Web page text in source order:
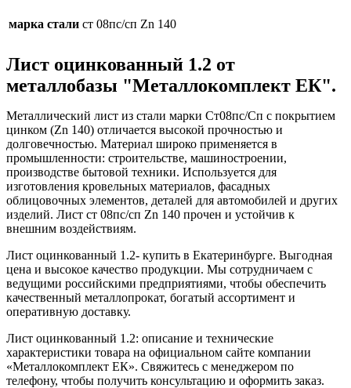
марка стали ст 08пс/сп Zn 140
Лист оцинкованный 1.2 от
металлобазы "Металлокомплект ЕК".
Металлический лист из стали марки Ст08пс/Сп с покрытием
цинком (Zn 140) отличается высокой прочностью и
долговечностью. Материал широко применяется в
промышленности: строительстве, машиностроении,
производстве бытовой техники. Используется для
изготовления кровельных материалов, фасадных
облицовочных элементов, деталей для автомобилей и других
изделий. Лист ст 08пс/сп Zn 140 прочен и устойчив к
внешним воздействиям.
Лист оцинкованный 1.2- купить в Екатеринбурге. Выгодная
цена и высокое качество продукции. Мы сотрудничаем с
ведущими российскими предприятиями, чтобы обеспечить
качественный металлопрокат, богатый ассортимент и
оперативную доставку.
Лист оцинкованный 1.2: описание и технические
характеристики товара на официальном сайте компании
«Металлокомплект ЕК». Свяжитесь с менеджером по
телефону, чтобы получить консультацию и оформить заказ.